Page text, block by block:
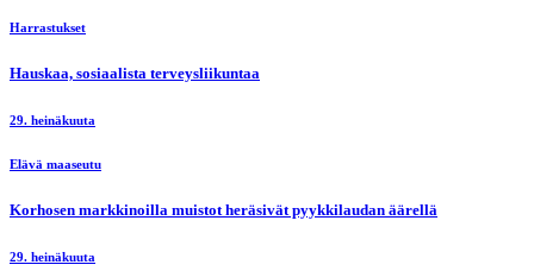
Harrastukset
Hauskaa, sosiaalista terveysliikuntaa
29. heinäkuuta
Elävä maaseutu
Korhosen markkinoilla muistot heräsivät pyykkilaudan äärellä
29. heinäkuuta